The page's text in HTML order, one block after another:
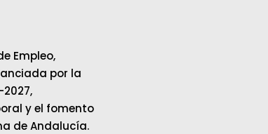
Empleo,
por la
y el fomento
de Andalucía.